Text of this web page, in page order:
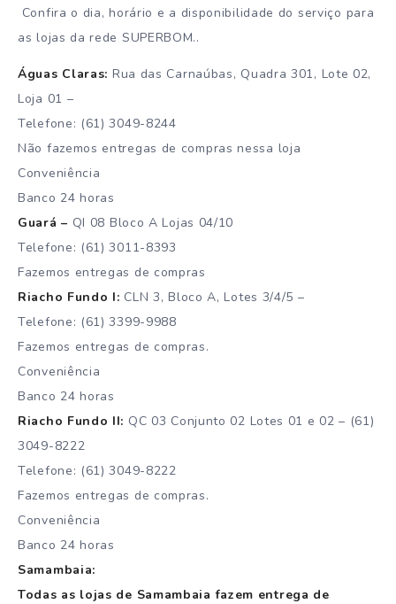
Confira o dia, horário e a disponibilidade do serviço para
as lojas da rede SUPERBOM..
Águas Claras: Rua das Carnaúbas, Quadra 301, Lote 02,
Loja 01 –
Telefone: (61) 3049-8244
Não fazemos entregas de compras nessa loja
Conveniência
Banco 24 horas
Guará – QI 08 Bloco A Lojas 04/10
Telefone: (61) 3011-8393
Fazemos entregas de compras
Riacho Fundo I: CLN 3, Bloco A, Lotes 3/4/5 –
Telefone: (61) 3399-9988
Fazemos entregas de compras.
Conveniência
Banco 24 horas
Riacho Fundo II: QC 03 Conjunto 02 Lotes 01 e 02 – (61)
3049-8222
Telefone: (61) 3049-8222
Fazemos entregas de compras.
Conveniência
Banco 24 horas
Samambaia:
Todas as lojas de Samambaia fazem entrega de